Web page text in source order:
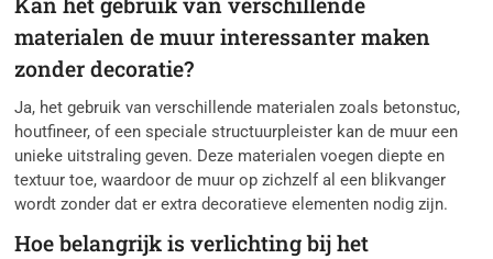
materialen de muur interessanter maken
zonder decoratie?
Ja, het gebruik van verschillende materialen zoals betonstuc,
houtfineer, of een speciale structuurpleister kan de muur een
unieke uitstraling geven. Deze materialen voegen diepte en
textuur toe, waardoor de muur op zichzelf al een blikvanger
wordt zonder dat er extra decoratieve elementen nodig zijn.
Hoe belangrijk is verlichting bij het